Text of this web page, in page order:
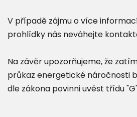
V případě zájmu o více
prohlídky nás neváhejte
Na závěr upozorňujeme, že
průkaz energetické náročnosti
dle zákona povinni uvést třídu